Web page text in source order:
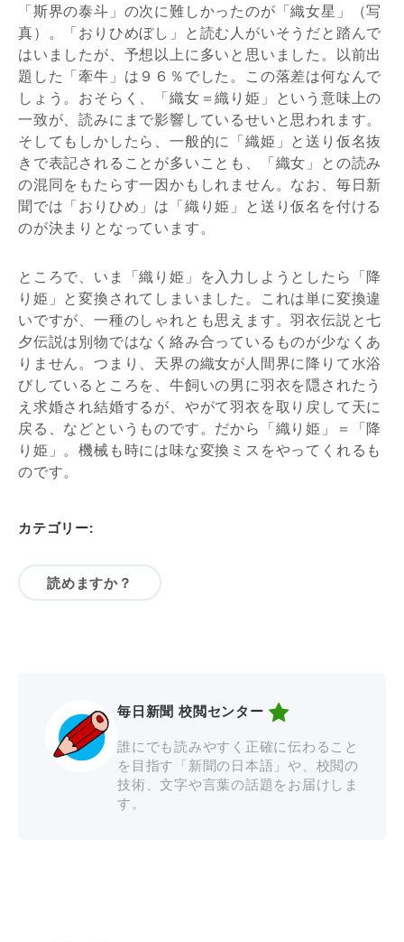
「斯界の泰斗」の次に難しかったのが「織女星」（写
真）。「おりひめぼし」と読む人がいそうだと踏んで
はいましたが、予想以上に多いと思いました。以前出
題した「牽牛」は９６％でした。この落差は何なんで
しょう。おそらく、「織女＝織り姫」という意味上の
一致が、読みにまで影響しているせいと思われます。
そしてもしかしたら、一般的に「織姫」と送り仮名抜
きで表記されることが多いことも、「織女」との読み
の混同をもたらす一因かもしれません。なお、毎日新
聞では「おりひめ」は「織り姫」と送り仮名を付ける
のが決まりとなっています。
ところで、いま「織り姫」を入力しようとしたら「降
り姫」と変換されてしまいました。これは単に変換違
いですが、一種のしゃれとも思えます。羽衣伝説と七
夕伝説は別物ではなく絡み合っているものが少なくあ
りません。つまり、天界の織女が人間界に降りて水浴
びしているところを、牛飼いの男に羽衣を隠されたう
え求婚され結婚するが、やがて羽衣を取り戻して天に
戻る、などというものです。だから「織り姫」＝「降
り姫」。機械も時には味な変換ミスをやってくれるも
のです。
カテゴリー:
読めますか？
毎日新聞 校閲センター
誰にでも読みやすく正確に伝わること
を目指す「新聞の日本語」や、校閲の
技術、文字や言葉の話題をお届けしま
す。